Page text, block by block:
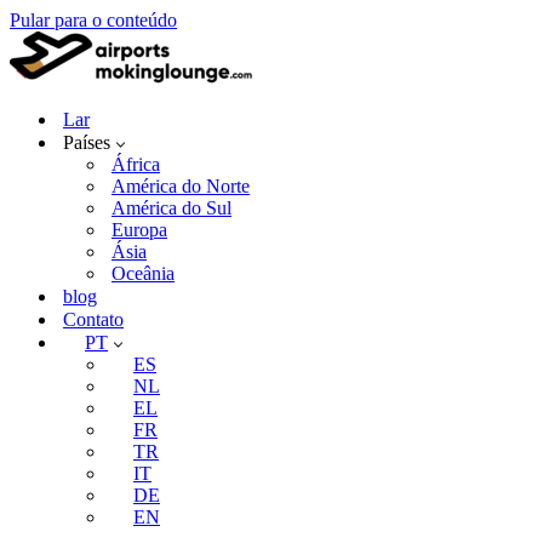
Pular para o conteúdo
Lar
Países
África
América do Norte
América do Sul
Europa
Ásia
Oceânia
blog
Contato
PT
ES
NL
EL
FR
TR
IT
DE
EN